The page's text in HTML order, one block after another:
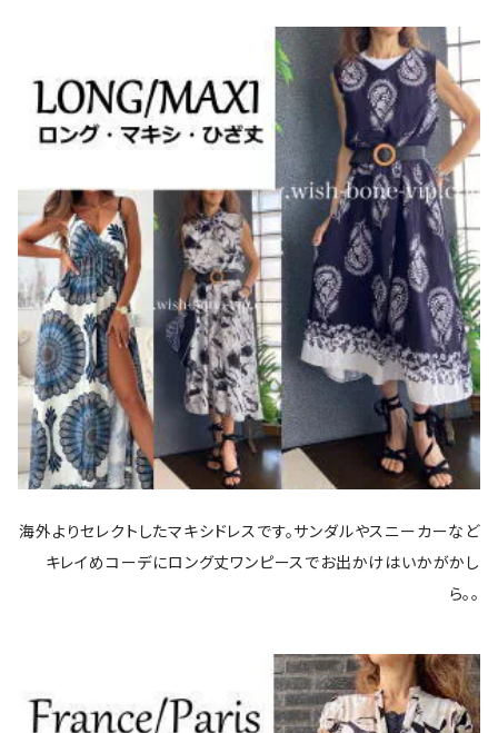
海外よりセレクトしたマキシドレスです。サンダルやスニーカーなど
キレイめコーデにロング丈ワンピースでお出かけはいかがかし
ら。。